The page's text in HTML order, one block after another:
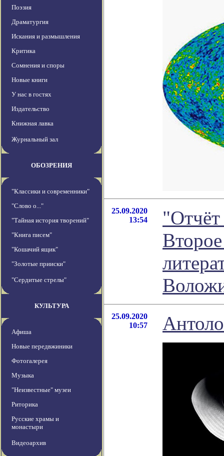
Поэзия
Драматургия
Искания и размышления
Критика
Сомнения и споры
Новые книги
У нас в гостях
Издательство
Книжная лавка
Журнальный зал
ОБОЗРЕНИЯ
"Классики и современники"
"Слово о..."
"Тайная история творений"
"Книга писем"
"Кошачий ящик"
"Золотые прииски"
"Сердитые стрелы"
КУЛЬТУРА
Афиша
Новые передвжиники
Фотогалерея
Музыка
"Неизвестные" музеи
Риторика
Русские храмы и
монастыри
Видеоархив
25.09.2020
13:54
"Отчёт
25.09.2020
10:57